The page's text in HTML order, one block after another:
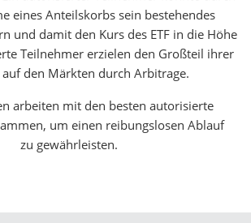
eines Anteilskorbs sein bestehendes
und damit den Kurs des ETF in die Höhe
Teilnehmer erzielen den Großteil ihrer
auf den Märkten durch Arbitrage.
arbeiten mit den besten autorisierte
um einen reibungslosen Ablauf
zu gewährleisten.